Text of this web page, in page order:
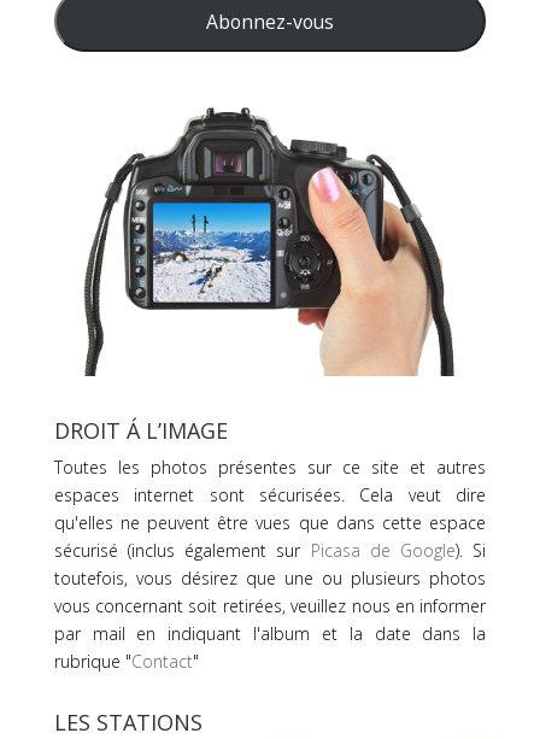
mail
Abonnez-vous
DROIT Á L’IMAGE
Toutes les photos présentes sur ce site et autres
espaces internet sont sécurisées. Cela veut dire
qu'elles ne peuvent être vues que dans cette espace
sécurisé (inclus également sur Picasa de Google). Si
toutefois, vous désirez que une ou plusieurs photos
vous concernant soit retirées, veuillez nous en informer
par mail en indiquant l'album et la date dans la
rubrique "Contact"
LES STATIONS